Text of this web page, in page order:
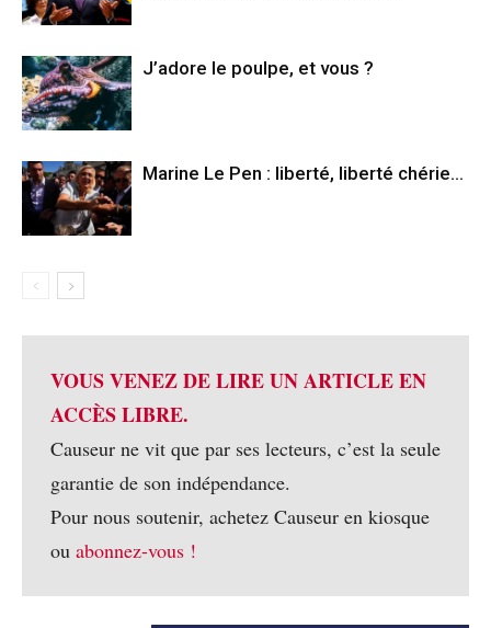
J’adore le poulpe, et vous ?
Marine Le Pen : liberté, liberté chérie…
VOUS VENEZ DE LIRE UN ARTICLE EN
ACCÈS LIBRE.
Causeur ne vit que par ses lecteurs, c’est la seule
garantie de son indépendance.
Pour nous soutenir, achetez Causeur en kiosque
ou abonnez-vous !